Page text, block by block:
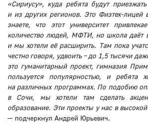
«Сириусу», куда ребята будут
и из других регионов. Это Физтех-
знаете, что этот университет
количество людей, МФТИ, но школа даёт
и мы хотели её расширить. Там пока
честно говоря, удвоить – до 1,5 тысячи
это гуманитарный проект, гимназия
пользуется популярностью, и ребята
на различных программах. По подобию
в Сочи, мы хотели там сделать
образование. Эти проекты у нас в высокой
— подчеркнул Андрей Юрьевич.